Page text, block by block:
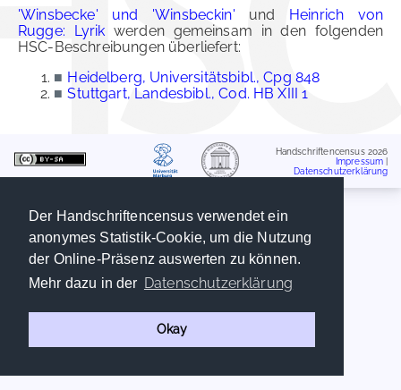
Der Handschriftencensus verwendet ein
anonymes Statistik-Cookie, um die Nutzung
der Online-Präsenz auswerten zu können.
Mehr dazu in der Datenschutzerklärung
Okay
'Winsbecke' und 'Winsbeckin' und Heinrich von
Rugge: Lyrik werden gemeinsam in den folgenden
HSC-Beschreibungen überliefert:
■ Heidelberg, Universitätsbibl., Cpg 848
■ Stuttgart, Landesbibl., Cod. HB XIII 1
Handschriftencensus 2026
Impressum
Datenschutzerklärung